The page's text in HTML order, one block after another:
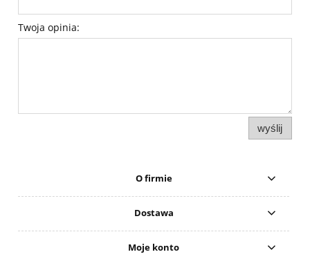
Twoja opinia:
wyślij
O firmie
Dostawa
Moje konto